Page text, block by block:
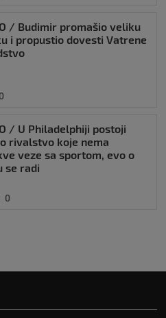
/ Budimir promašio veliku
i propustio dovesti Vatrene
0
/ U Philadelphiji postoji
rivalstvo koje nema
veze sa sportom, evo o
se radi
0